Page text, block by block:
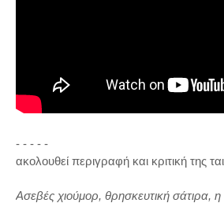
- - - - -
ακολουθεί περιγραφή και κριτική της
Ασεβές χιούμορ, θρησκευτική σάτιρα,